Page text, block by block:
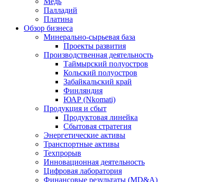
Палладий
Платина
Обзор бизнеса
Минерально-сырьевая база
Проекты развития
Производственная деятельность
Таймырский полуостров
Кольский полуостров
Забайкальский край
Финляндия
ЮАР (Nkomati)
Продукция и сбыт
Продуктовая линейка
Сбытовая стратегия
Энергетические активы
Транспортные активы
Техпрорыв
Инновационная деятельность
Цифровая лаборатория
Финансовые результаты (MD&A)